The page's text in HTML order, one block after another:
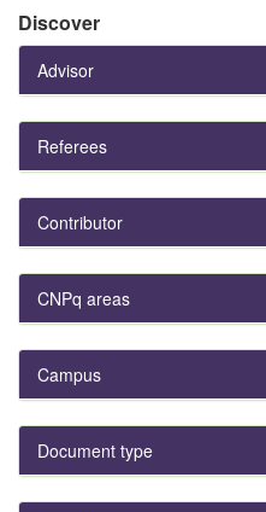
Discover
Advisor
Referees
Contributor
CNPq areas
Campus
Document type